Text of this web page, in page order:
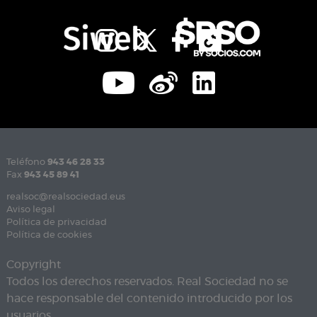
Teléfono 943 46 28 33
Fax 943 45 89 41
realsoc@realsociedad.eus
Aviso legal
Política de privacidad
Política de cookies
Copyright
Todos los derechos reservados. Real Sociedad no se
hace responsable del contenido introducido por los